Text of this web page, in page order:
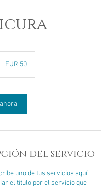
EUR 50
del servicio
uno de tus servicios aquí.
el título por el servicio que